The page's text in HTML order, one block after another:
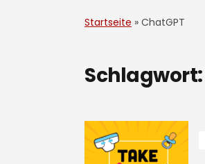
Startseite » ChatGPT
Schlagwort: